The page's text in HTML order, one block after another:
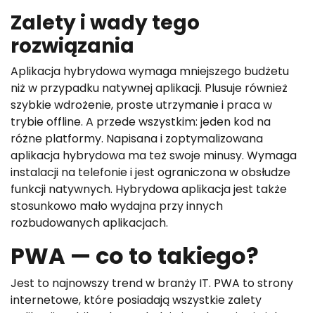
Zalety i wady tego
rozwiązania
Aplikacja hybrydowa wymaga mniejszego budżetu
niż w przypadku natywnej aplikacji. Plusuje również
szybkie wdrożenie, proste utrzymanie i praca w
trybie offline. A przede wszystkim: jeden kod na
różne platformy. Napisana i zoptymalizowana
aplikacja hybrydowa ma też swoje minusy. Wymaga
instalacji na telefonie i jest ograniczona w obsłudze
funkcji natywnych. Hybrydowa aplikacja jest także
stosunkowo mało wydajna przy innych
rozbudowanych aplikacjach.
PWA — co to takiego?
Jest to najnowszy trend w branży IT. PWA to strony
internetowe, które posiadają wszystkie zalety